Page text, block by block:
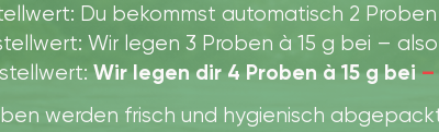
Du bekommst automatisch 2
Wir legen 3 Proben à 15 g bei – also
Wir legen dir 4 Proben à 15 g bei–
werden frisch und hygienisch